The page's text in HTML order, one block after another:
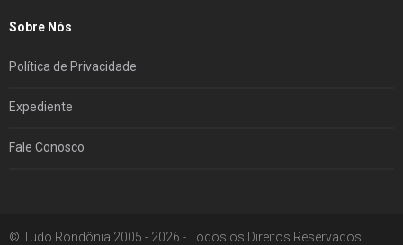
Sobre Nós
Política de Privacidade
Expediente
Fale Conosco
© Tudo Rondônia 2005 - 2026 - Todos os Direitos Reservados.